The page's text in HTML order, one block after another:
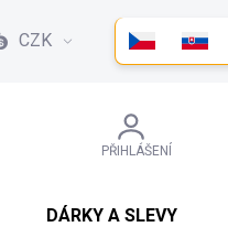
CZK
PŘIHLÁŠENÍ
DÁRKY A SLEVY